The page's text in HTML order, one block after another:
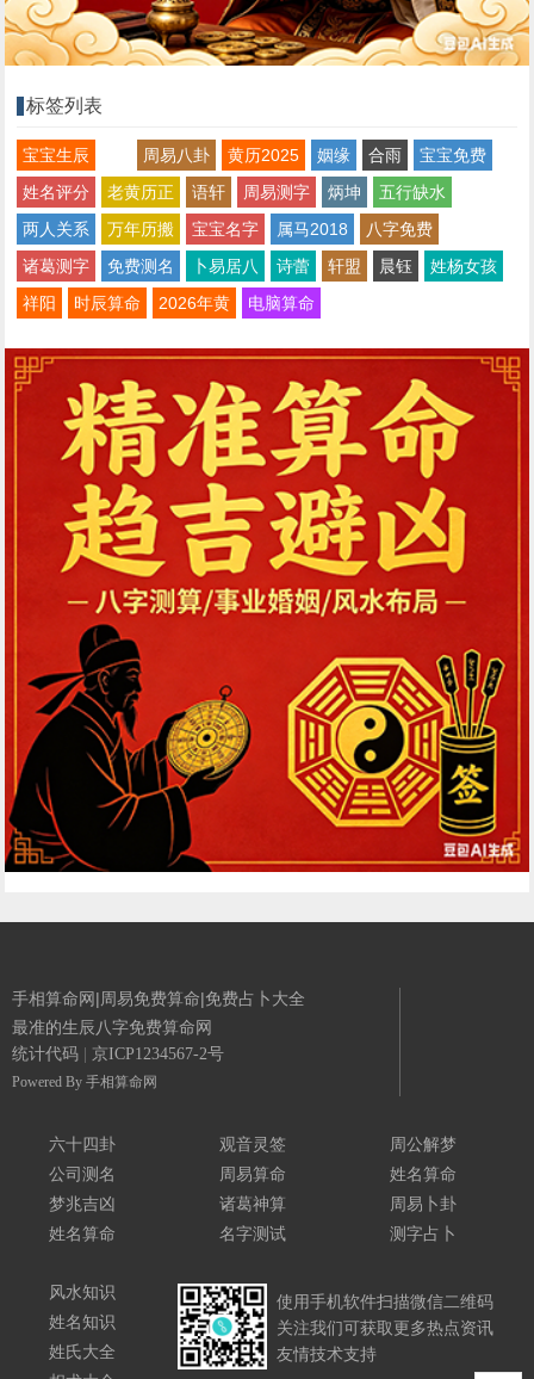
标签列表
宝宝生辰 周易八卦 黄历2025 姻缘 合雨
宝宝免费
姓名评分
老黄历正 语轩 周易测字 炳坤
五行缺水
两人关系
万年历搬 宝宝名字 属马2018
八字免费
诸葛测字
免费测名 卜易居八 诗蕾 轩盟 晨钰
姓杨女孩
祥阳
时辰算命 2026年黄 电脑算命
手相算命网|周易免费算命|免费占卜大全
最准的生辰八字免费算命网
统计代码 京ICP1234567-2号
Powered By 手相算命网
六十四卦
公司测名
梦兆吉凶
姓名算命
观音灵签
周易算命
诸葛神算
名字测试
周公解梦
姓名算命
周易卜卦
测字占卜
风水知识
姓名知识
姓氏大全
使用手机软件扫描微信二维码
关注我们可获取更多热点资讯
友情技术支持